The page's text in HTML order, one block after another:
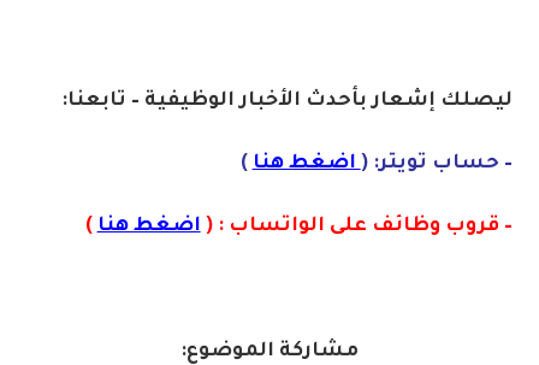
ليصلك إشعار بأحدث الأخبار الوظيفية – تابعنا:
– حساب تويتر: ( اضغط هنا )
– قروب وظائف على الواتساب : ( اضغط هنا )
مشاركة الموضوع: